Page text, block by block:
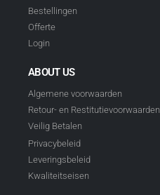
Bestellingen
Offerte
Login
ABOUT US
Algemene voorwaarden
Retour- en Restitutievoorwaarden
Veilig Betalen
Privacybeleid
Leveringsbeleid
Kwaliteitseisen